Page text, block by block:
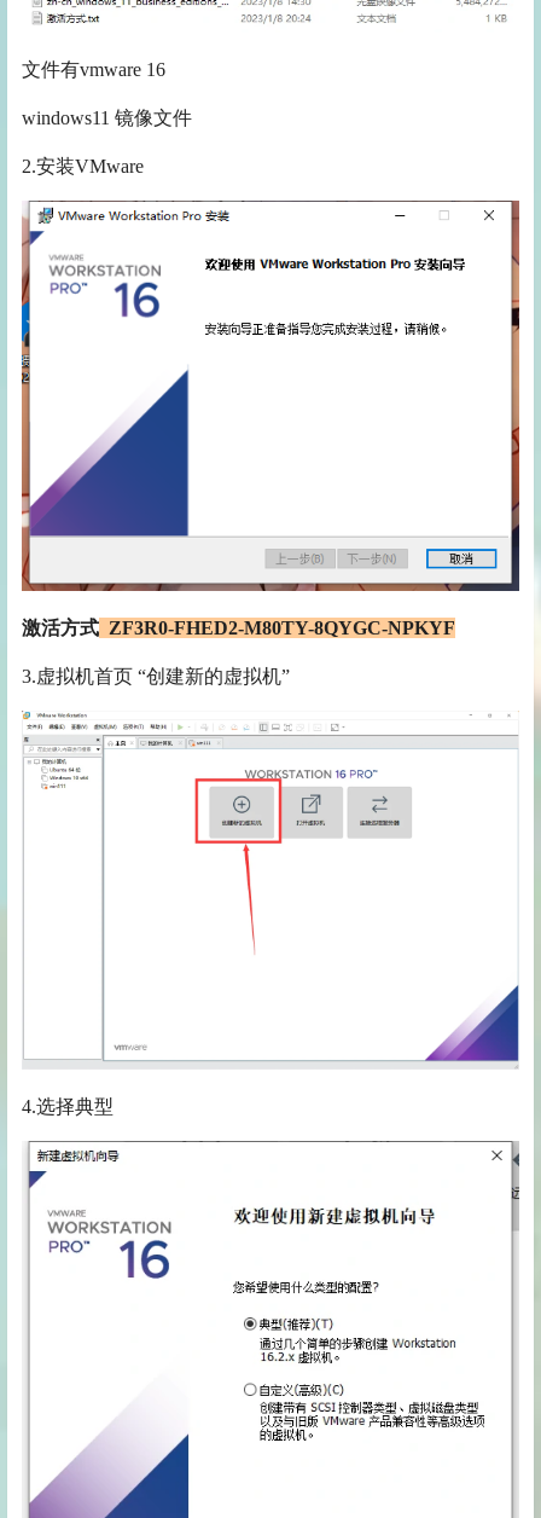
文件有vmware 16
windows11 镜像文件
2.安装VMware
激活方式 ZF3R0-FHED2-M80TY-8QYGC-NPKYF
3.虚拟机首页 “创建新的虚拟机”
4.选择典型